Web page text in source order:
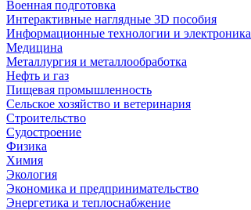
Военная подготовка
Интерактивные наглядные 3D пособия
Информационные технологии и электроника
Медицина
Металлургия и металлообработка
Нефть и газ
Пищевая промышленность
Сельское хозяйство и ветеринария
Строительство
Судостроение
Физика
Химия
Экология
Экономика и предпринимательство
Энергетика и теплоснабжение